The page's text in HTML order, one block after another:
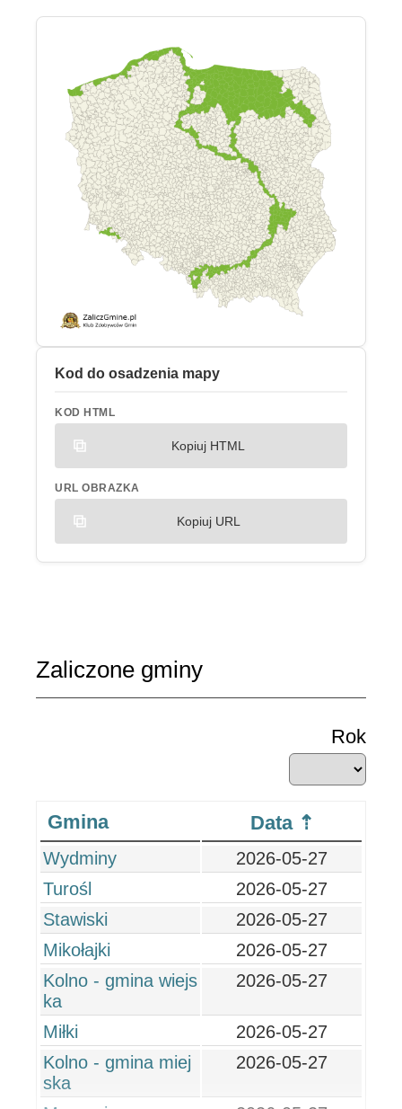
Kod do osadzenia mapy
KOD HTML
Kopiuj HTML
URL OBRAZKA
Kopiuj URL
Zaliczone gminy
Rok
Gmina Data
Wydminy
2026-05-27
Turośl
2026-05-27
Stawiski
2026-05-27
Mikołajki
2026-05-27
Kolno - gmina wiejs
ka
2026-05-27
Miłki
2026-05-27
Kolno - gmina miej
ska
2026-05-27